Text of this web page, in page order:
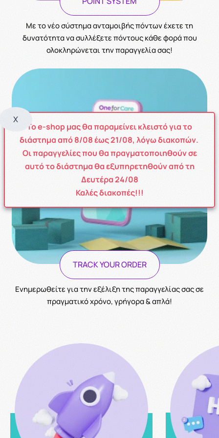
Με το νέο σύστημα ανταμοιβής πόντων έχετε τη
δυνατότητα να συλλέξετε πόντους κάθε φορά που
ολοκληρώνεται την παραγγελία σας!
TRACK YOUR ORDER
Ενημερωθείτε για την εξέλιξη της παραγγελίας σας σε
πραγματικό χρόνο, γρήγορα & απλά!
X
Το e-shop μας θα παραμείνει κλειστό για το
διάστημα από8/08έως21/08, λόγω διακοπών.
Οι παραγγελίες που θα πραγματοποιηθούν σε
αυτό το διάστημα θα εξυπηρετηθούν από τη
Δευτέρα 24/08
Καλές διακοπές!!!